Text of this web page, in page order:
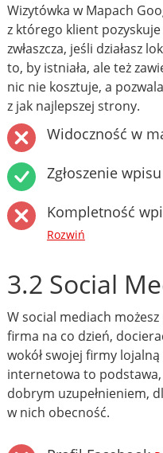
Wizytówka w Mapach
z którego klient
zwłaszcza, jeśli działasz
to, by istniała, ale też
nic nie kosztuje, a
z jak najlepszej strony.
Widoczność w
Zgłoszenie
Kompletność
Rozwiń
3.2 Social
W social mediach możesz
firma na co dzień,
wokół swojej firmy
internetowa to podstawa,
dobrym uzupełnieniem,
w nich obecność.